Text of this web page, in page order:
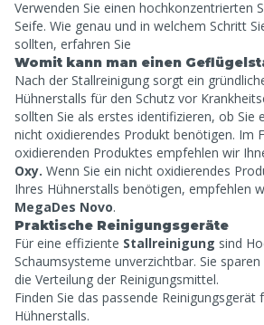
Verwenden Sie einen hochkonzentrierten
Seife. Wie genau und in welchem Schritt
sollten, erfahren Sie
Womit kann man einen
Nach der Stallreinigung sorgt ein
Hühnerstalls für den Schutz vor
sollten Sie als erstes identifizieren, ob Sie
nicht oxidierendes Produkt benötigen. Im
oxidierenden Produktes empfehlen wir
Oxy. Wenn Sie ein nicht oxidierendes
Ihres Hühnerstalls benötigen, empfehlen
MegaDes Novo.
Praktische Reinigungsgeräte
Für eine effiziente Stallreinigung sind
Schaumsysteme unverzichtbar. Sie
die Verteilung der Reinigungsmittel.
Finden Sie das passende Reinigungsgerät
Hühnerstalls.